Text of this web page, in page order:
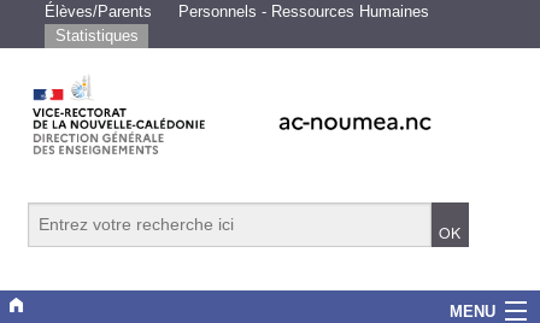
Élèves/Parents
Personnels - Ressources Humaines
Statistiques
MENU